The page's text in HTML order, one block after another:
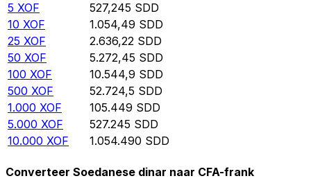
5 XOF 527,245 SDD
10 XOF 1.054,49 SDD
25 XOF 2.636,22 SDD
50 XOF 5.272,45 SDD
100 XOF 10.544,9 SDD
500 XOF 52.724,5 SDD
1.000 XOF 105.449 SDD
5.000 XOF 527.245 SDD
10.000 XOF 1.054.490 SDD
Converteer Soedanese dinar naar CFA-frank